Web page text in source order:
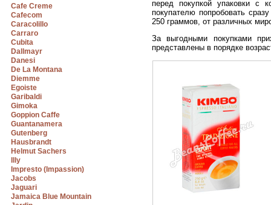
Cafe Creme
Cafecom
Caracolillo
Carraro
Cubita
Dallmayr
Danesi
De La Montana
Diemme
Egoiste
Garibaldi
Gimoka
Goppion Caffe
Guantanamera
Gutenberg
Hausbrandt
Helmut Sachers
Illy
Impresto (Impassion)
Jacobs
Jaguari
Jamaica Blue Mountain
перед покупкой упаковки с
покупателю попробовать
250 граммов, от различных
За выгодными покупками
представлены в порядке